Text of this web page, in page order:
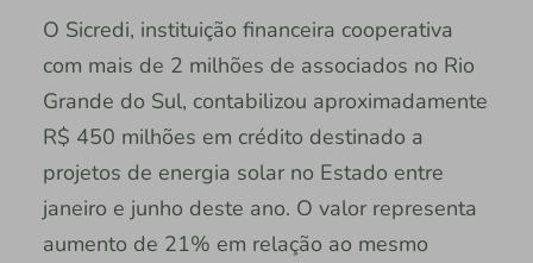
O Sicredi, instituição financeira cooperativa
com mais de 2 milhões de associados no Rio
Grande do Sul, contabilizou aproximadamente
R$ 450 milhões em crédito destinado a
projetos de energia solar no Estado entre
janeiro e junho deste ano. O valor representa
aumento de 21% em relação ao mesmo